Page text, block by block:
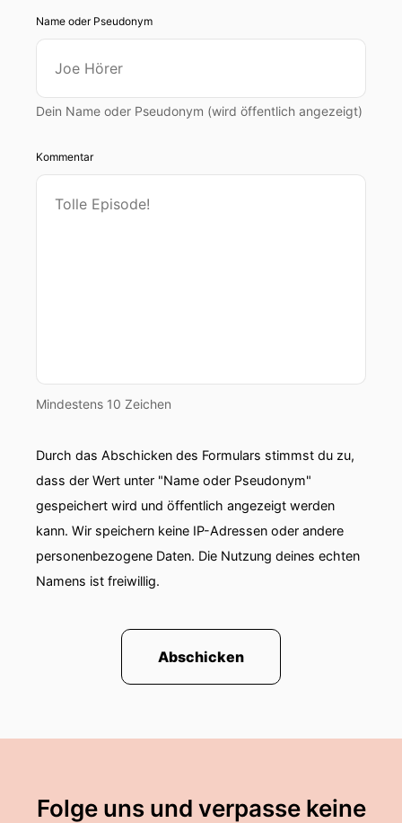
Name oder Pseudonym
Dein Name oder Pseudonym (wird öffentlich angezeigt)
Kommentar
Mindestens 10 Zeichen
Durch das Abschicken des Formulars stimmst du zu,
dass der Wert unter "Name oder Pseudonym"
gespeichert wird und öffentlich angezeigt werden
kann. Wir speichern keine IP-Adressen oder andere
personenbezogene Daten. Die Nutzung deines echten
Namens ist freiwillig.
Abschicken
Folge uns und verpasse keine